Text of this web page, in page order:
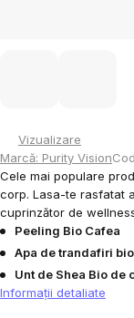
Vizualizare
Marcă: Purity Vision
Cele mai populare
corp. Lasa-te rasfatat
cuprinzător de
Peeling Bio Cafea
Apa de trandafiri bio
Unt de Shea Bio de
Informaţii detaliate